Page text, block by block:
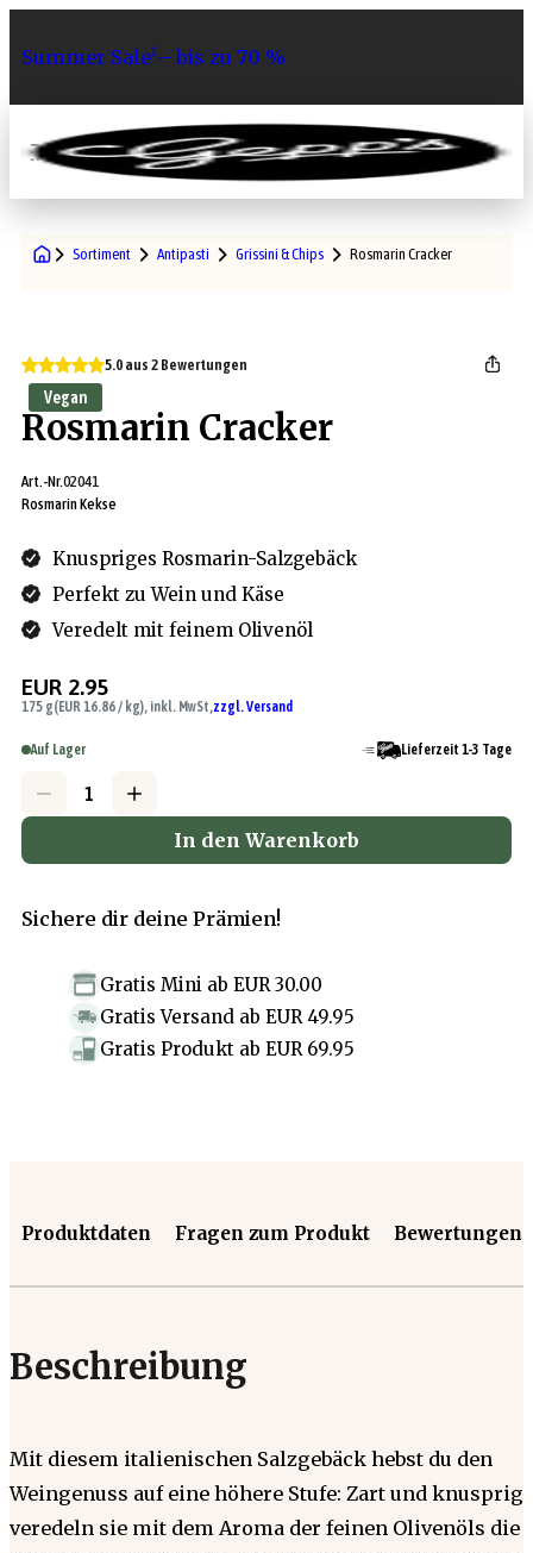
Summer Sale¹– bis zu 70 %
0
Sortiment Antipasti Grissini & Chips Rosmarin Cracker
Vegan
5.0 aus 2 Bewertungen
Rosmarin Cracker
Art.-Nr.02041
Rosmarin Kekse
Knuspriges Rosmarin-Salzgebäck
Perfekt zu Wein und Käse
Veredelt mit feinem Olivenöl
EUR 2.95
175 g(EUR 16.86 / kg), inkl. MwSt,zzgl. Versand
Auf Lager Lieferzeit 1-3 Tage
In den Warenkorb
Sichere dir deine Prämien!
Gratis Mini ab EUR 30.00
Gratis Versand ab EUR 49.95
Gratis Produkt ab EUR 69.95
Produktdaten Fragen zum Produkt Bewertungen
Beschreibung
Mit diesem italienischen Salzgebäck hebst du den
Weingenuss auf eine höhere Stufe: Zart und knusprig
veredeln sie mit dem Aroma der feinen Olivenöls die